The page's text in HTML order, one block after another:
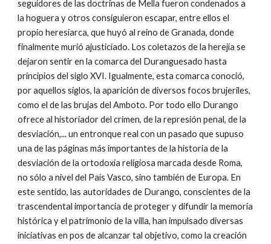
seguidores de las doctrinas de Mella fueron condenados a
la hoguera y otros consiguieron escapar, entre ellos el
propio heresiarca, que huyó al reino de Granada, donde
finalmente murió ajusticiado. Los coletazos de la herejía se
dejaron sentir en la comarca del Duranguesado hasta
principios del siglo XVI. Igualmente, esta comarca conoció,
por aquellos siglos, la aparición de diversos focos brujeriles,
como el de las brujas del Amboto. Por todo ello Durango
ofrece al historiador del crimen, de la represión penal, de la
desviación,... un entronque real con un pasado que supuso
una de las páginas más importantes de la historia de la
desviación de la ortodoxia religiosa marcada desde Roma,
no sólo a nivel del País Vasco, sino también de Europa. En
este sentido, las autoridades de Durango, conscientes de la
trascendental importancia de proteger y difundir la memoria
histórica y el patrimonio de la villa, han impulsado diversas
iniciativas en pos de alcanzar tal objetivo, como la creación